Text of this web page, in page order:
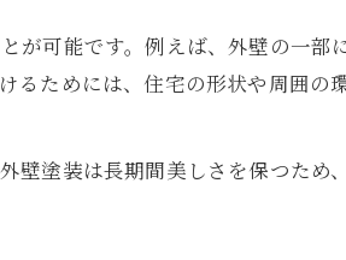
が可能です。例えば、外壁の一部
るためには、住宅の形状や周囲の
壁塗装は長期間美しさを保つため